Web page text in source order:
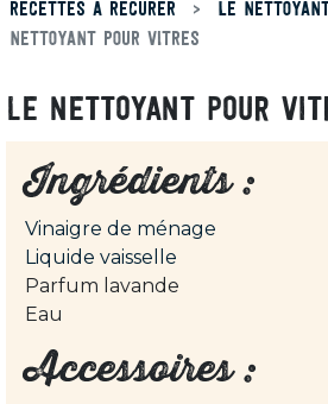
RECETTES À RÉCURER
LE
NETTOYANT POUR VITRES
LE NETTOYANT POUR
Ingrédients :
Vinaigre de ménage
Liquide vaisselle
Parfum lavande
Eau
Accessoires :